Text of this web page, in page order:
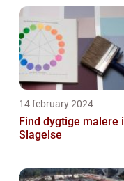
14 february 2024
Find dygtige malere i
Slagelse